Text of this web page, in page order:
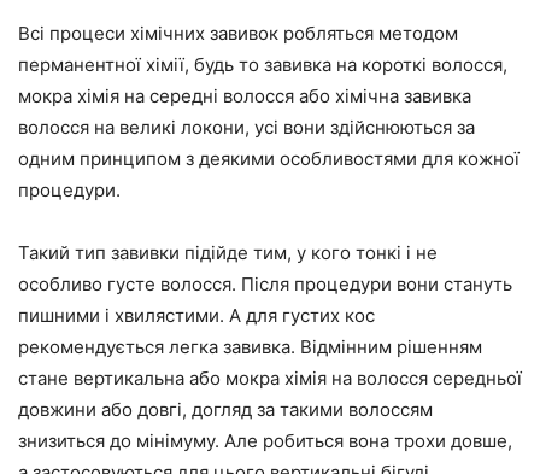
Всі процеси хімічних завивок робляться методом
перманентної хімії, будь то завивка на короткі волосся,
мокра хімія на середні волосся або хімічна завивка
волосся на великі локони, усі вони здійснюються за
одним принципом з деякими особливостями для кожної
процедури.
Такий тип завивки підійде тим, у кого тонкі і не
особливо густе волосся. Після процедури вони стануть
пишними і хвилястими. А для густих кос
рекомендується легка завивка. Відмінним рішенням
стане вертикальна або мокра хімія на волосся середньої
довжини або довгі, догляд за такими волоссям
знизиться до мінімуму. Але робиться вона трохи довше,